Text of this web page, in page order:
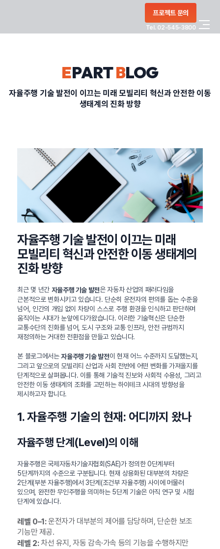
프로젝트 문의
Tel. 02-545-3800
CONTACT
정부지원사업
EPARTBLOG
자율주행 기술 발전이 이끄는 미래 모빌리티 혁신과 안전한 이동
생태계의 진화 방향
자율주행 기술 발전이 이끄는 미래
모빌리티 혁신과 안전한 이동 생태계의
진화 방향
최근 몇 년간 자율주행 기술 발전은 자동차 산업의 패러다임을
근본적으로 변화시키고 있습니다. 단순히 운전자의 편의를 돕는 수준을
넘어, 인간의 개입 없이 차량이 스스로 주행 환경을 인식하고 판단하며
움직이는 시대가 눈앞에 다가왔습니다. 이러한 기술혁신은 단순한
교통수단의 진화를 넘어, 도시 구조와 교통 인프라, 안전 규범까지
재정의하는 거대한 전환점을 만들고 있습니다.
본 블로그에서는자율주행 기술 발전이 현재 어느 수준까지 도달했는지,
그리고 앞으로의 모빌리티 산업과 사회 전반에 어떤 변화를 가져올지를
단계적으로 살펴봅니다. 이를 통해 기술적 진보와 사회적 수용성, 그리고
안전한 이동 생태계의 조화를 고민하는 하이테크 시대의 방향성을
제시하고자 합니다.
1. 자율주행 기술의 현재: 어디까지 왔나
자율주행 단계(Level)의 이해
자율주행은 국제자동차기술자협회(SAE)가 정의한 0단계부터
5단계까지의 수준으로 구분됩니다. 현재 상용화된 대부분의 차량은
2단계(부분 자율주행)에서 3단계(조건부 자율주행) 사이에 머물러
있으며, 완전한 무인주행을 의미하는 5단계 기술은 아직 연구 및 시험
단계에 있습니다.
레벨 0–1:운전자가 대부분의 제어를 담당하며, 단순한 보조
기능만 제공.
레벨 2:차선 유지, 자동 감속·가속 등의 기능을 수행하지만